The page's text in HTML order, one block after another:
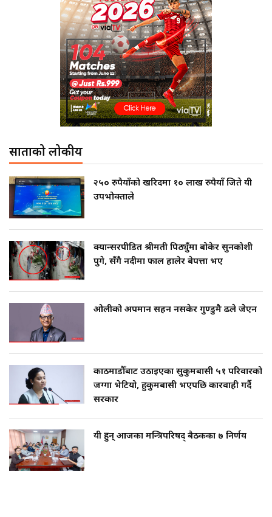
साताको लोकप्रीय
२५० रुपैयाँको खरिदमा १० लाख रुपैयाँ जिते यी
उपभोक्ताले
क्यान्सरपीडित श्रीमती पिठ्युँमा बोकेर सुनकोशी
पुगे, सँगै नदीमा फाल हालेर बेपत्ता भए
ओलीको अपमान सहन नसकेर गुण्डुमै ढले जेएन
काठमाडौँबाट उठाइएका सुकुमबासी ५१ परिवारको
जग्गा भेटियो, हुकुमबासी भएपछि कारवाही गर्दै
सरकार
यी हुन् आजका मन्त्रिपरिषद् बैठकका ७ निर्णय